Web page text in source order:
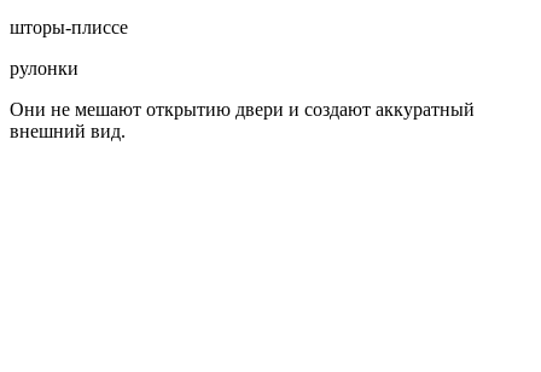
шторы-плиссе
рулонки
Они не мешают открытию двери и создают аккуратный
внешний вид.